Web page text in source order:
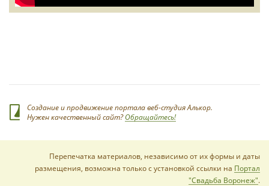
Создание и продвижение портала веб-студия Алькор.
Нужен качественный сайт?Обращайтесь!
Перепечатка материалов, независимо от их формы и даты
размещения, возможна только с установкой ссылки на Портал
"Свадьба Воронеж".